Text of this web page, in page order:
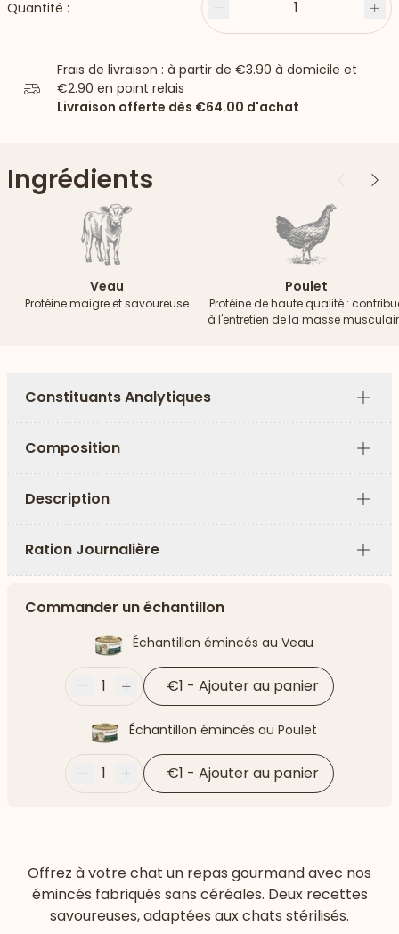
Quantité : Moins 1
Frais de livraison : à partir de €3.90 à domicile et
€2.90 en point relais
Livraison offerte dès €64.00 d'achat
Ingrédients Précédent
Veau
Protéine maigre et savoureuse
Poulet
Protéine de haute qualité :
à l'entretien de la masse
Constituants Analytiques
Plus
Composition
Plus
Description
Plus
Ration Journalière
Plus
Commander un échantillon
Échantillon émincés au Veau
Moins
1 Plus €1 - Ajouter au panier
Échantillon émincés au Poulet
Moins
1 Plus €1 - Ajouter au panier
Offrez à votre chat un repas gourmand avec nos
émincés fabriqués sans céréales. Deux recettes
savoureuses, adaptées aux chats stérilisés.